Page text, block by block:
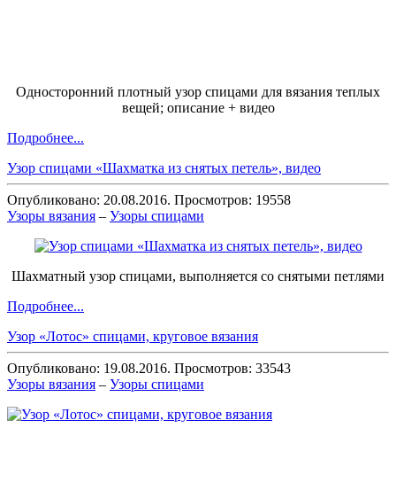
Односторонний плотный узор спицами для вязания теплых
вещей; описание + видео
Подробнее...
Узор спицами «Шахматка из снятых петель», видео
Опубликовано: 20.08.2016. Просмотров: 19558
Узоры вязания – Узоры спицами
Шахматный узор спицами, выполняется со снятыми петлями
Подробнее...
Узор «Лотос» спицами, круговое вязания
Опубликовано: 19.08.2016. Просмотров: 33543
Узоры вязания – Узоры спицами